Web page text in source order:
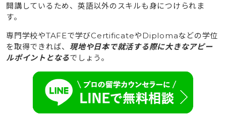
開講しているため、英語以外のスキルも身につけられま
す。
専門学校やTAFEで学びCertificateやDiplomaなどの学位
を取得できれば、 現地や日本で就活する際に大きなアピー
ルポイントとなるでしょう。